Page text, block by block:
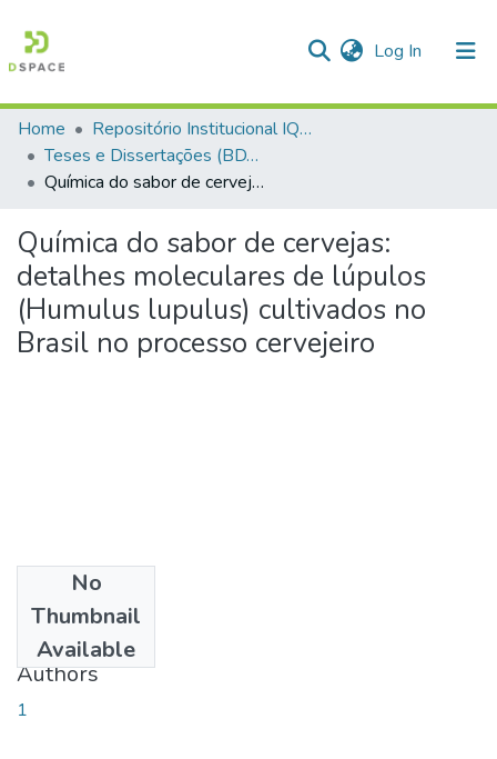
Log In (current)
Communities & Collections
All of DSpace
Statistics
Home
Repositório Institucional IQSC
Teses e Dissertações (BDTD USP)
Química do sabor de cervejas: detalhes moleculares de lúpulos (Humulus lupulus) cultivados no Brasil no processo cervejeiro
Química do sabor de cervejas:
detalhes moleculares de lúpulos
(Humulus lupulus) cultivados no
Brasil no processo cervejeiro
No
Thumbnail
Available
2019-08-23
Authors
1